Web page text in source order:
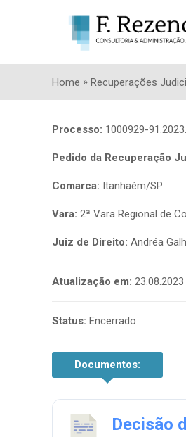
Home »Recuperações
Processo: 1000929-
Pedido da Recuperação
Comarca: Itanhaém/SP
Vara: 2ª Vara Regional de
Juiz de Direito: Andréa
Atualização em: 23.08.2023
Status: Encerrado
Documentos:
Decisão